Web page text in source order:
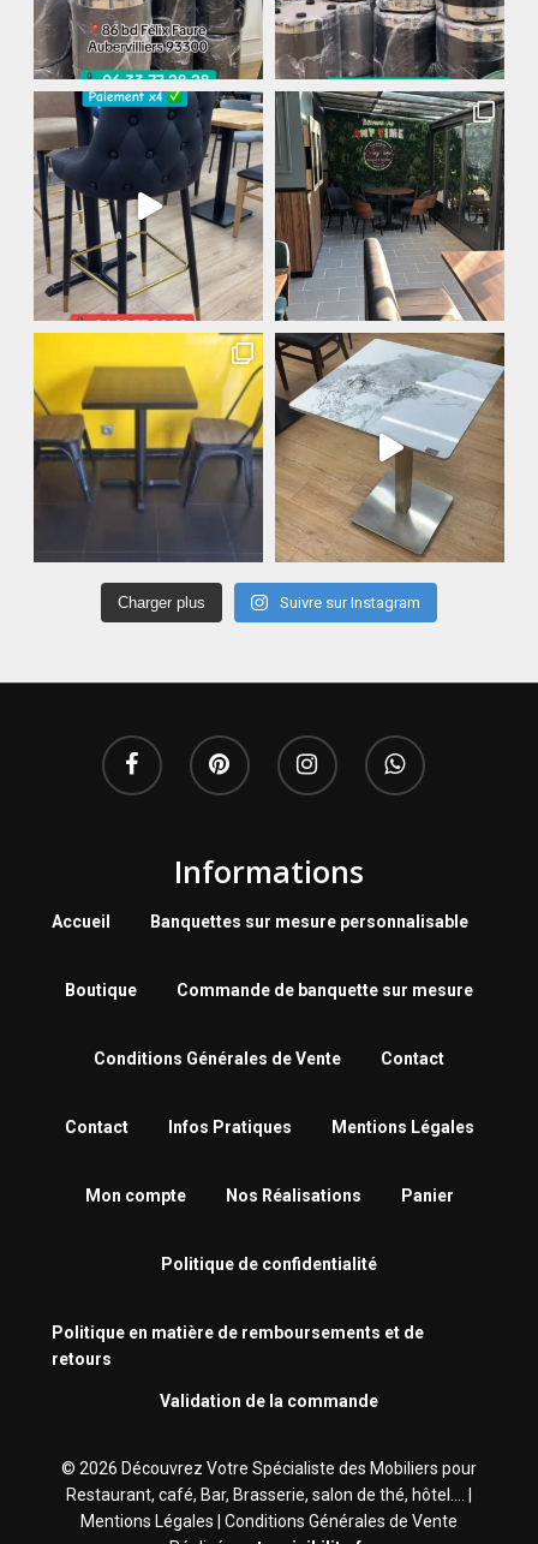
Charger plus Suivre sur Instagram
Informations
Accueil Banquettes sur mesure personnalisable
Boutique Commande de banquette sur mesure
Conditions Générales de Vente Contact
Contact Infos Pratiques Mentions Légales
Mon compte Nos Réalisations Panier
Politique de confidentialité
Politique en matière de remboursements et de
retours
Validation de la commande
© 2026 Découvrez Votre Spécialiste des Mobiliers pour
Restaurant, café, Bar, Brasserie‎, salon de thé, hôtel.... |
Mentions Légales
Conditions Générales de Vente